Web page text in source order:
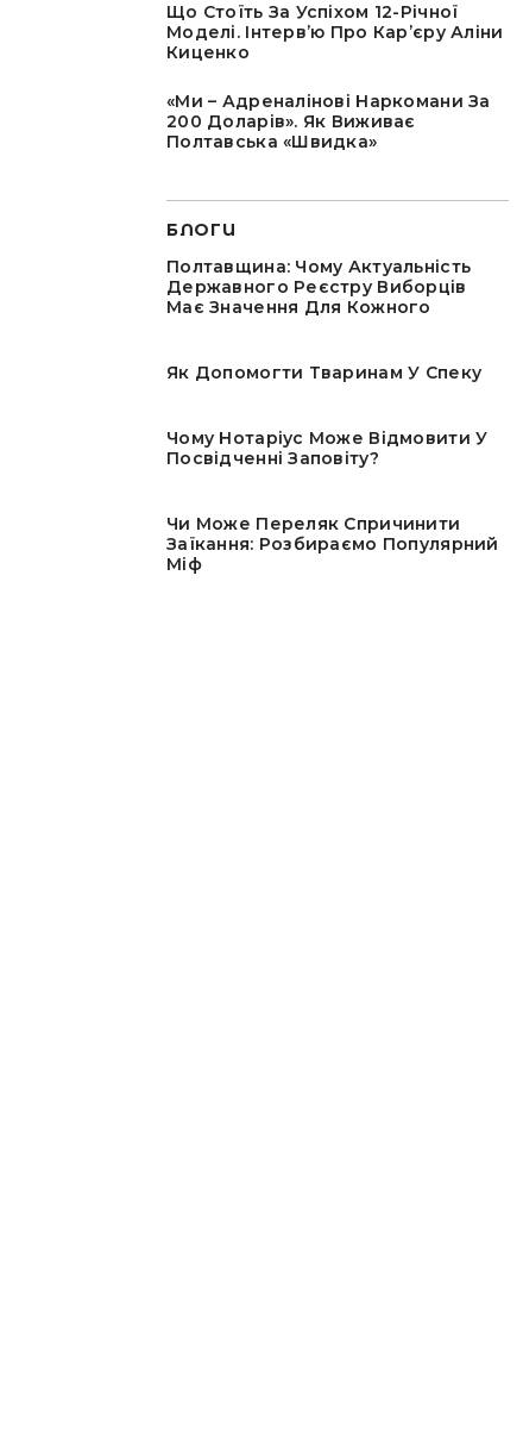
Що Стоїть За Успіхом 12-Річної
Моделі. Інтервʼю Про Карʼєру Аліни
Киценко
«Ми – Адреналінові Наркомани За
200 Доларів». Як Виживає
Полтавська «швидка»
БЛОГИ
Полтавщина: Чому Актуальність
Державного Реєстру Виборців
Має Значення Для Кожного
Як Допомогти Тваринам У Спеку
Чому Нотаріус Може Відмовити У
Посвідченні Заповіту?
Чи Може Переляк Спричинити
Заїкання: Розбираємо Популярний
Міф